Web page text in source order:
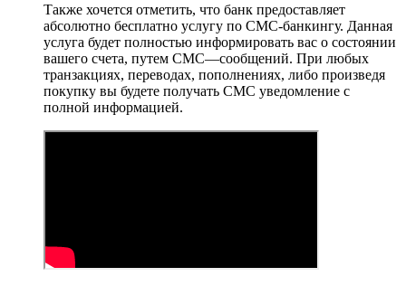
Также хочется отметить, что банк предоставляет
абсолютно бесплатно услугу по СМС-банкингу. Данная
услуга будет полностью информировать вас о состоянии
вашего счета, путем СМС—сообщений. При любых
транзакциях, переводах, пополнениях, либо произведя
покупку вы будете получать СМС уведомление с
полной информацией.